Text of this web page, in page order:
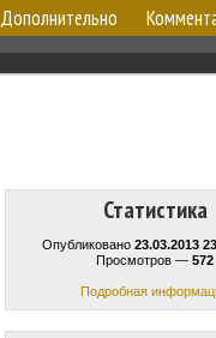
Дополнительно
Статистика
Опубликовано 23.03.2013
Просмотров — 572
Подробная